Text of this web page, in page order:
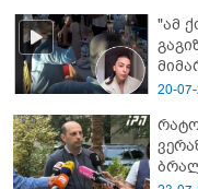
"ამ
20-